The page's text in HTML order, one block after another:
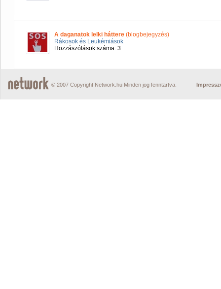
A daganatok lelki háttere (blogbejegyzés)
Rákosok és Leukémiások
Hozzászólások száma: 3
© 2007 Copyright Network.hu Minden jog fenntartva.